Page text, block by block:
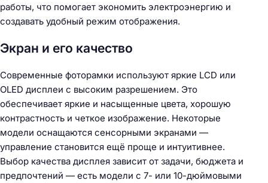
работы, что помогает экономить электроэнергию и
создавать удобный режим отображения.
Экран и его качество
Современные фоторамки используют яркие LCD или
OLED дисплеи с высоким разрешением. Это
обеспечивает яркие и насыщенные цвета, хорошую
контрастность и четкое изображение. Некоторые
модели оснащаются сенсорными экранами —
управление становится ещё проще и интуитивнее.
Выбор качества дисплея зависит от задачи, бюджета и
предпочтений — есть модели с 7- или 10-дюймовыми